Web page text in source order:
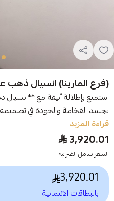
(فرع المارينا) انسيال ذهب عيار 18 الوزن
يجسد الفخامة والجودة في تصميمه
قراءة المزيد
3,920.01
السعر شامل الضريبه
3,920.01
بالبطاقات الائتمانية